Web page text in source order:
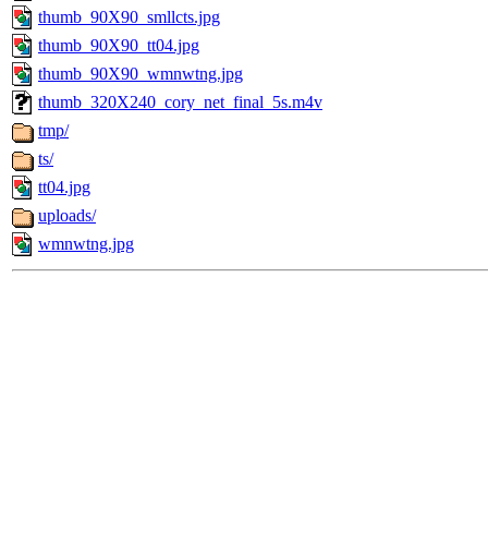
thumb_90X90_smllcts.jpg
thumb_90X90_tt04.jpg
thumb_90X90_wmnwtng.jpg
thumb_320X240_cory_net_final_5s.m4v
tmp/
ts/
tt04.jpg
uploads/
wmnwtng.jpg